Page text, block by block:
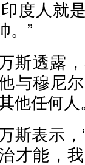
度人就
。”
斯透露
与穆尼
他任何人
斯表示
才能，